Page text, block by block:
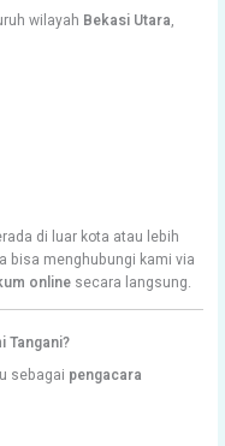
wilayah Bekasi Utara,
di luar kota atau lebih
bisa menghubungi kami via
online secara langsung.
Tangani?
sebagai pengacara